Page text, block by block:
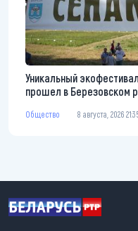
Уникальный
прошел в Березовском
Общество 8 августа, 2026